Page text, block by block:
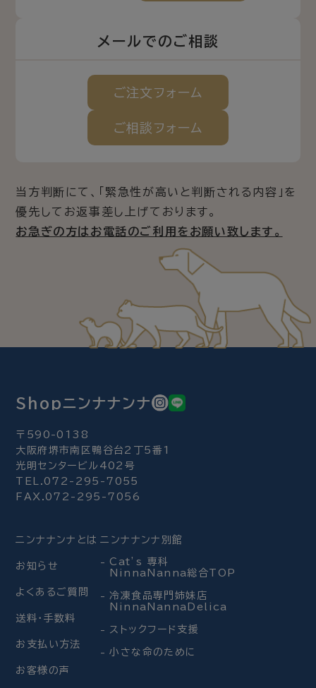
メールでのご相談
ご注文 フォーム
ご相談 フォーム
当方判断にて、「緊急性が高いと判断される内容」を
優先してお返事差し上げております。
お急ぎの方はお電話のご利用をお願い致します。
Shopニンナナンナ
〒590-0138
大阪府堺市南区鴨谷台2丁5番1
光明センタービル402号
TEL.072-295-7055
FAX.072-295-7056
ニンナナンナとは
お知らせ
よくあるご質問
送料・手数料
お支払い方法
お客様の声
ニンナナンナ別館
Cat’s 専科
NinnaNanna総合TOP
冷凍食品専門姉妹店
NinnaNannaDelica
ストックフード支援
小さな命のために